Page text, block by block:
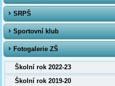
SRPŠ
Sportovní klub
Fotogalerie ZŠ
Školní rok 2022-23
Školní rok 2019-20